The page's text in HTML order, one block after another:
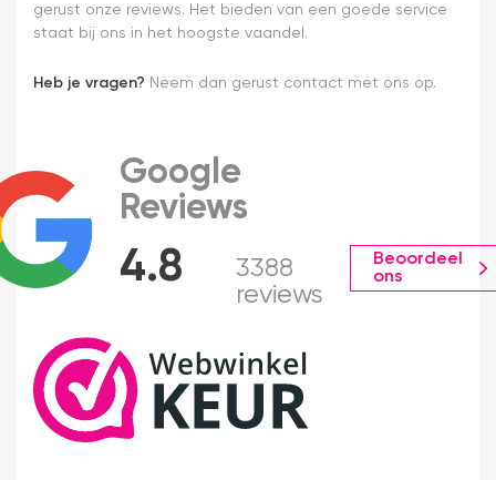
gerust onze reviews. Het bieden van een goede service
staat bij ons in het hoogste vaandel.
Heb je vragen? Neem dan gerust contact met ons op.
4.8
Google
Reviews
3388
reviews
Beoordeel
ons